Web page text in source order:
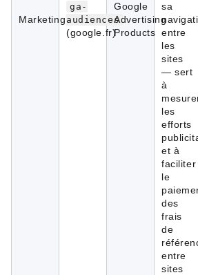
Marketing
ga-
audiences
(google.fr)
Google
Advertising
Products
sa
entre
les
sites
— sert
à
les
efforts
et à
faciliter
le
des
frais
de
entre
sites